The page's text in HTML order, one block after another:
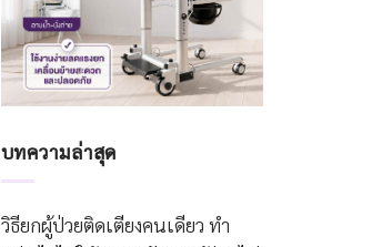
บทความล่าสุด
วิธียกผู้ป่วยติดเตียงคนเดียว ทำ